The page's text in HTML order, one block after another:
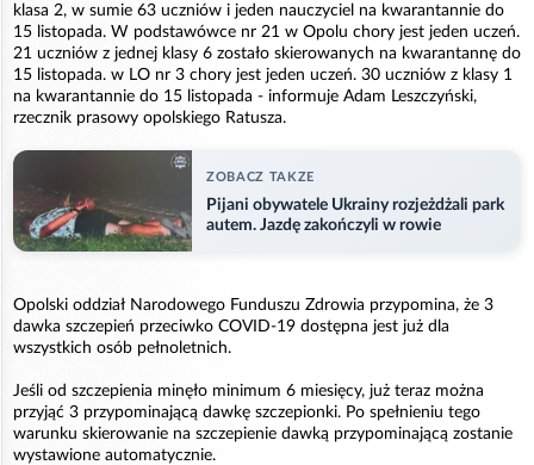
klasa 2, w sumie 63 uczniów i jeden nauczyciel na kwarantannie do
15 listopada. W podstawówce nr 21 w Opolu chory jest jeden uczeń.
21 uczniów z jednej klasy 6 zostało skierowanych na kwarantannę do
15 listopada. w LO nr 3 chory jest jeden uczeń. 30 uczniów z klasy 1
na kwarantannie do 15 listopada - informuje Adam Leszczyński,
rzecznik prasowy opolskiego Ratusza.
ZOBACZ TAKZE
Pijani obywatele Ukrainy rozjeżdżali park
autem. Jazdę zakończyli w rowie
Opolski oddział Narodowego Funduszu Zdrowia przypomina, że 3
dawka szczepień przeciwko COVID-19 dostępna jest już dla
wszystkich osób pełnoletnich.
Jeśli od szczepienia minęło minimum 6 miesięcy, już teraz można
przyjąć 3 przypominającą dawkę szczepionki. Po spełnieniu tego
warunku skierowanie na szczepienie dawką przypominającą zostanie
wystawione automatycznie.